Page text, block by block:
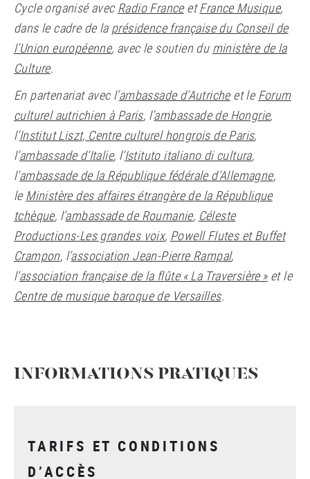
Cycle organisé avec Radio FranceetFrance Musique,
dans le cadre de la présidence française du Conseil de
l’Union européenne, avec le soutien du ministère de la
Culture.
En partenariat avec l’ambassade d’Autricheet le Forum
culturel autrichien à Paris, l’ambassade de Hongrie,
l’Institut Liszt, Centre culturel hongrois de Paris,
l’ambassade d’Italie, l’Istituto italiano di cultura,
l’ambassade de la République fédérale d’Allemagne,
le Ministère des affaires étrangère de la République
tchèque, l’ambassade de Roumanie, Céleste
Productions-Les grandes voix, Powell Flutes et Buffet
Crampon, l’association Jean-Pierre Rampal,
l’association française de la flûte « La Traversière »et le
Centre de musique baroque de Versailles.
INFORMATIONS PRATIQUES
TARIFS ET CONDITIONS
D’ACCÈS